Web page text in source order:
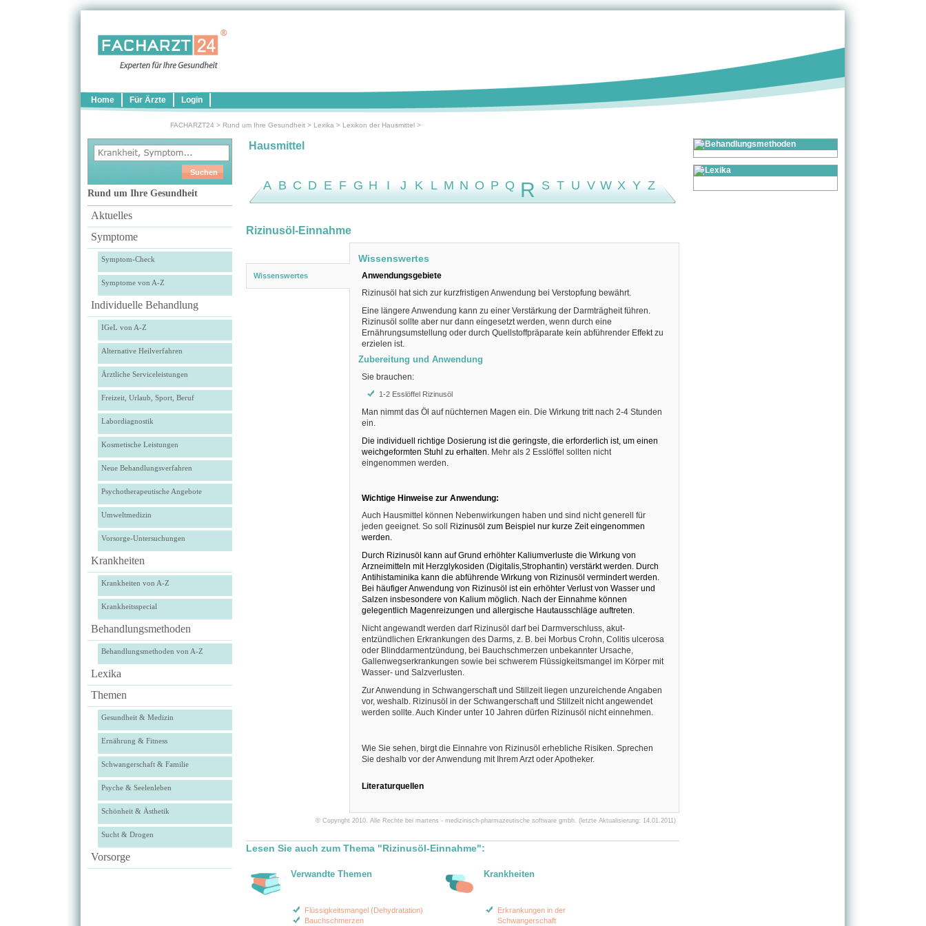
Home Für Ärzte Login
FACHARZT24 > Rund um Ihre Gesundheit> Lexika > Lexikon der Hausmittel>
Rund um Ihre Gesundheit
Aktuelles
Symptome
Symptom-Check
Symptome von A-Z
Individuelle Behandlung
IGeL von A-Z
Alternative Heilverfahren
Ärztliche Serviceleistungen
Freizeit, Urlaub, Sport, Beruf
Labordiagnostik
Kosmetische Leistungen
Neue Behandlungsverfahren
Psychotherapeutische Angebote
Umweltmedizin
Vorsorge-Untersuchungen
Krankheiten
Krankheiten von A-Z
Krankheitsspecial
Behandlungsmethoden
Behandlungsmethoden von A-Z
Lexika
Themen
Gesundheit & Medizin
Ernährung & Fitness
Schwangerschaft & Familie
Psyche & Seelenleben
Schönheit & Ästhetik
Sucht & Drogen
Vorsorge
Hausmittel
A B C D E F G H I J K L M N O P Q R S T U V W X Y Z
Rizinusöl-Einnahme
Wissenswertes
Wissenswertes
Anwendungsgebiete
Rizinusöl hat sich zur kurzfristigen Anwendung bei Verstopfung bewährt.
Eine längere Anwendung kann zu einer Verstärkung der Darmträgheit führen.
Rizinusöl sollte aber nur dann eingesetzt werden, wenn durch eine
Ernährungsumstellung oder durch Quellstoffpräparate kein abführender Effekt zu
erzielen ist.
Zubereitung und Anwendung
Sie brauchen:
1-2 Esslöffel Rizinusöl
Man nimmt das Öl auf nüchternen Magen ein. Die Wirkung tritt nach 2-4 Stunden
ein.
Die individuell richtige Dosierung ist die geringste, die erforderlich ist, um einen
weichgeformten Stuhl zu erhalten. Mehr als 2 Esslöffel sollten nicht
eingenommen werden.
Wichtige Hinweise zur Anwendung:
Auch Hausmittel können Nebenwirkungen haben und sind nicht generell für
jeden geeignet. So soll Rizinusöl zum Beispiel nur kurze Zeit eingenommen
werden.
Durch Rizinusöl kann auf Grund erhöhter Kaliumverluste die Wirkung von
Arzneimitteln mit Herzglykosiden (Digitalis,Strophantin) verstärkt werden. Durch
Antihistaminika kann die abführende Wirkung von Rizinusöl vermindert werden.
Bei häufiger Anwendung von Rizinusöl ist ein erhöhter Verlust von Wasser und
Salzen insbesondere von Kalium möglich. Nach der Einnahme können
gelegentlich Magenreizungen und allergische Hautausschläge auftreten.
Nicht angewandt werden darf Rizinusöl darf bei Darmverschluss, akut-
entzündlichen Erkrankungen des Darms, z. B. bei Morbus Crohn, Colitis ulcerosa
oder Blinddarmentzündung, bei Bauchschmerzen unbekannter Ursache,
Gallenwegserkrankungen sowie bei schwerem Flüssigkeitsmangel im Körper mit
Wasser- und Salzverlusten.
Zur Anwendung in Schwangerschaft und Stillzeit liegen unzureichende Angaben
vor, weshalb. Rizinusöl in der Schwangerschaft und Stillzeit nicht angewendet
werden sollte. Auch Kinder unter 10 Jahren dürfen Rizinusöl nicht einnehmen.
Wie Sie sehen, birgt die Einnahre von Rizinusöl erhebliche Risiken. Sprechen
Sie deshalb vor der Anwendung mit Ihrem Arzt oder Apotheker.
Literaturquellen
© Copyright 2010. Alle Rechte bei martens - medizinisch-pharmazeutische software gmbh. (letzte Aktualisierung: 14.01.2011)
Lesen Sie auch zum Thema "Rizinusöl-Einnahme":
Verwandte Themen
Flüssigkeitsmangel (Dehydratation)
Bauchschmerzen
Krankheiten
Erkrankungen in der
Schwangerschaft